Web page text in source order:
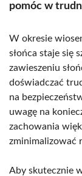
pomóc w
W okresie
słońca staje się
zawieszeniu
doświadczać
na
uwagę na
zachowania
zminimalizować
Aby skutecznie